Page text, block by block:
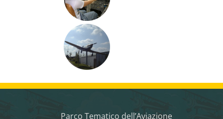
Parco Tematico dell’Aviazione